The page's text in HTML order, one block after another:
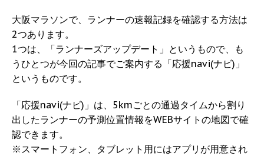
大阪マラソンで、ランナーの速報記録を確認する方法は
2つあります。
1つは、「ランナーズアップデート」というもので、も
うひとつが今回の記事でご案内する「応援navi(ナビ)」
というものです。
「応援navi(ナビ)」は、5kmごとの通過タイムから割り
出したランナーの予測位置情報をWEBサイトの地図で確
認できます。
※スマートフォン、タブレット用にはアプリが用意され